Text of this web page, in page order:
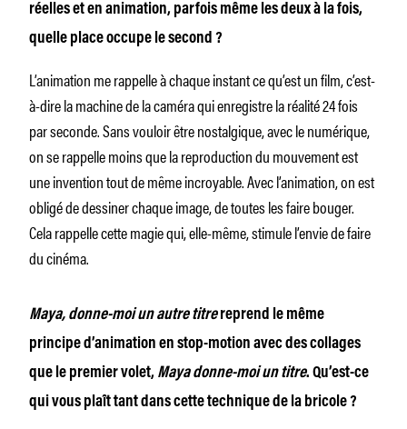
réelles et en animation, parfois même les deux à la fois,
quelle place occupe le second ?
L’animation me rappelle à chaque instant ce qu’est un film, c’est-
à-dire la machine de la caméra qui enregistre la réalité 24 fois
par seconde. Sans vouloir être nostalgique, avec le numérique,
on se rappelle moins que la reproduction du mouvement est
une invention tout de même incroyable. Avec l’animation, on est
obligé de dessiner chaque image, de toutes les faire bouger.
Cela rappelle cette magie qui, elle-même, stimule l’envie de faire
du cinéma.
Maya, donne-moi un autre titrereprend le même
principe d’animation en stop-motion avec des collages
que le premier volet, Maya donne-moi un titre. Qu’est-ce
qui vous plaît tant dans cette technique de la bricole ?